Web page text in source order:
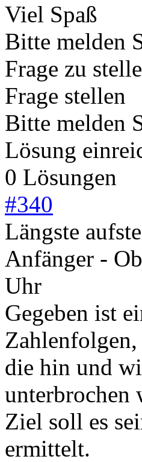
Viel Spaß
Bitte melden
Frage zu
Frage stellen
Bitte melden
Lösung
0 Lösungen
#340
Längste
Anfänger -
Uhr
Gegeben ist
Zahlenfolgen,
die hin und
unterbrochen
Ziel soll es
ermittelt.